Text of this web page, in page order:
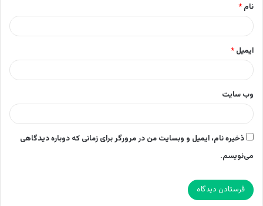
نام *
ایمیل *
وب‌ سایت
ذخیره نام، ایمیل و وبسایت من در مرورگر برای زمانی که دوباره دیدگاهی
می‌نویسم.